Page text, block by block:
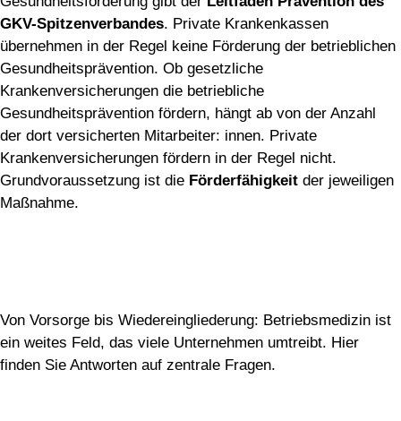
GKV-Spitzenverbandes. Private Krankenkassen
übernehmen in der Regel keine Förderung der betrieblichen
Gesundheitsprävention. Ob gesetzliche
Krankenversicherungen die betriebliche
Gesundheitsprävention fördern, hängt ab von der Anzahl
der dort versicherten Mitarbeiter: innen. Private
Krankenversicherungen fördern in der Regel nicht.
Grundvoraussetzung ist die Förderfähigkeit der jeweiligen
Maßnahme.
Von Vorsorge bis Wiedereingliederung: Betriebsmedizin ist
ein weites Feld, das viele Unternehmen umtreibt. Hier
finden Sie Antworten auf zentrale Fragen.